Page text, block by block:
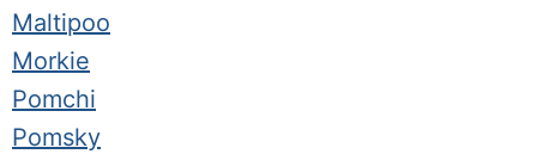
Maltipoo
Morkie
Pomchi
Pomsky